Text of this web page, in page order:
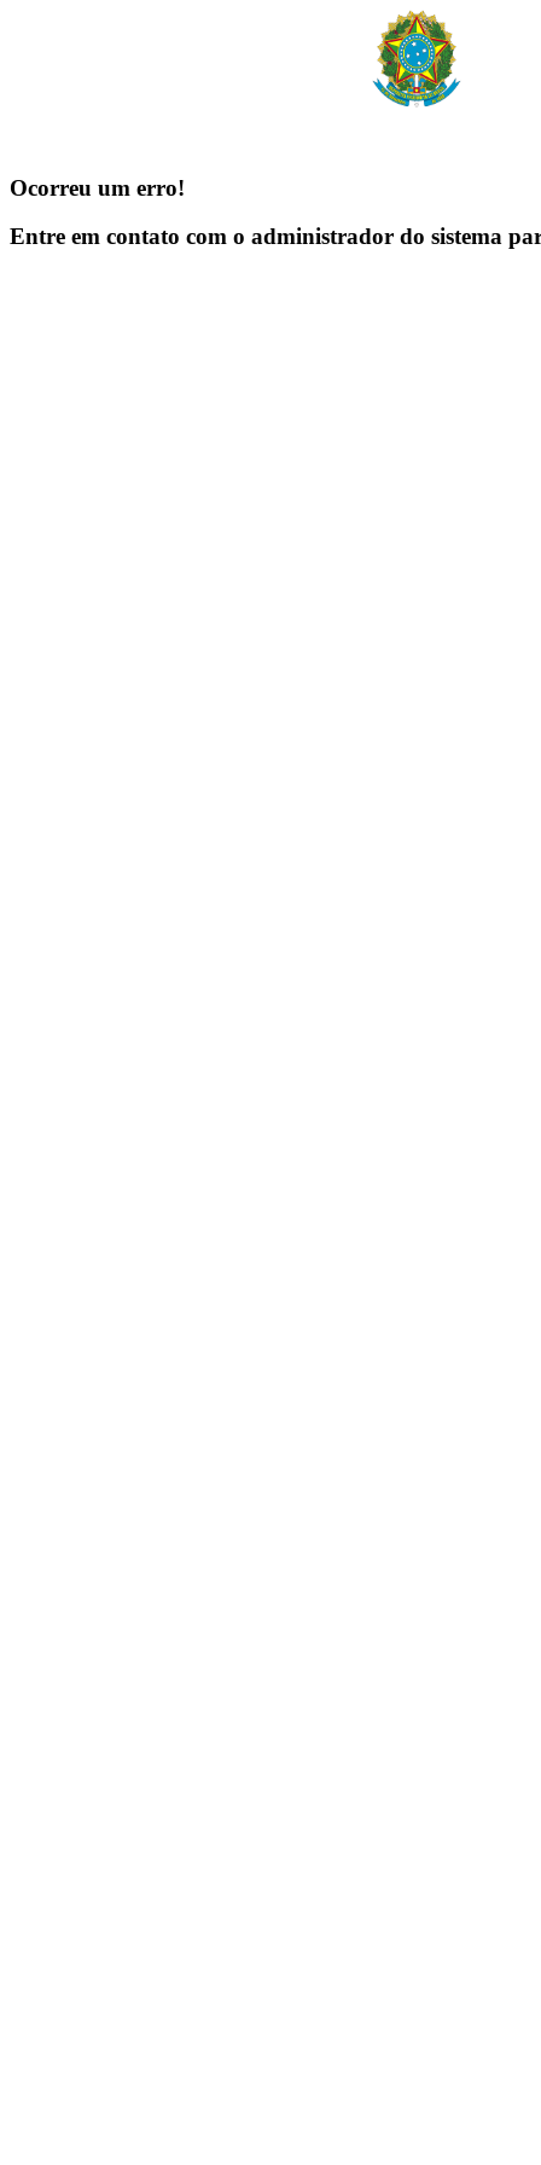
Ocorreu um erro!
Entre em contato com o administrador do sistema